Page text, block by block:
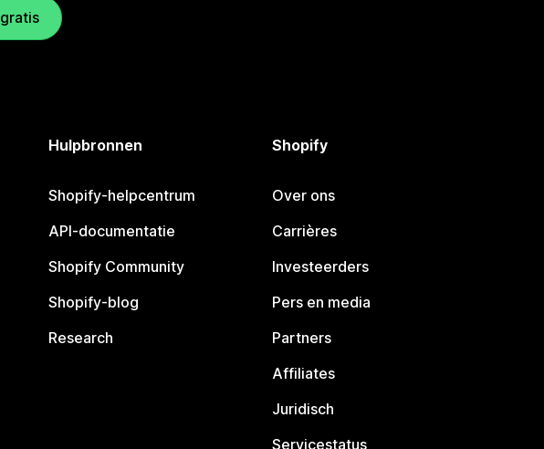
Hulpbronnen
Shopify-helpcentrum
API-documentatie
Shopify Community
Shopify-blog
Research
Shopify
Over ons
Carrières
Investeerders
Pers en media
Partners
Affiliates
Juridisch
Servicestatus